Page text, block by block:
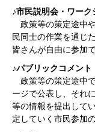
♪市民説明会・ワー
政策等の策定途中
民同士の作業を通じ
皆さんが自由に参加
♪パブリックコメント
政策等の策定途中
ージで公表し、それ
等の情報を提出して
定していく市民参加